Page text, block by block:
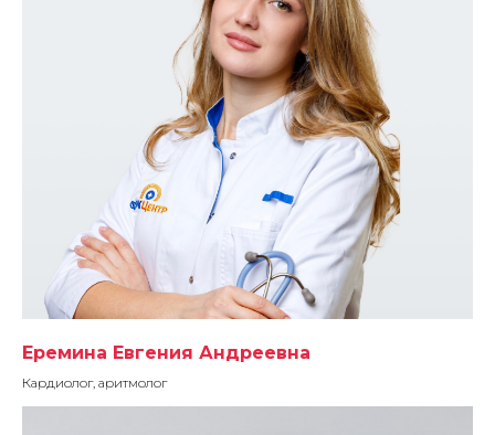
Еремина Евгения Андреевна
Кардиолог, аритмолог